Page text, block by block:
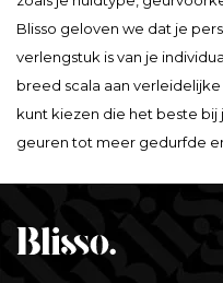
Blisso geloven we dat je
verlengstuk is van je
breed scala aan
kunt kiezen die het beste bij
geuren tot meer gedurfde